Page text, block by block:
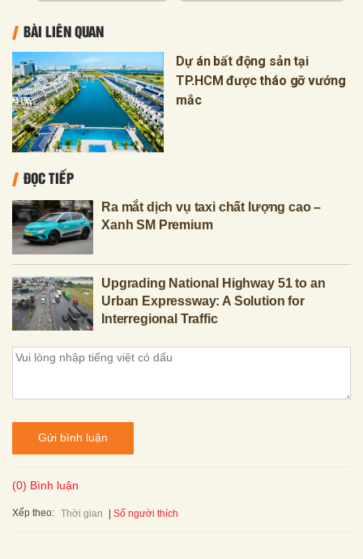
BÀI LIÊN QUAN
Dự án bất động sản tại
TP.HCM được tháo gỡ vướng
mắc
ĐỌC TIẾP
Ra mắt dịch vụ taxi chất lượng cao –
Xanh SM Premium
Upgrading National Highway 51 to an
Urban Expressway: A Solution for
Interregional Traffic
Gửi bình luận
(0) Bình luận
Xếp theo: Thời gian Số người thích